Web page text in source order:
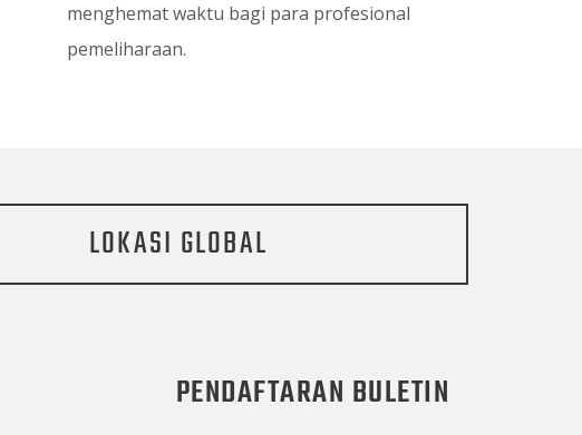
menghemat waktu bagi para profesional
pemeliharaan.
LOKASI GLOBAL
PENDAFTARAN BULETIN